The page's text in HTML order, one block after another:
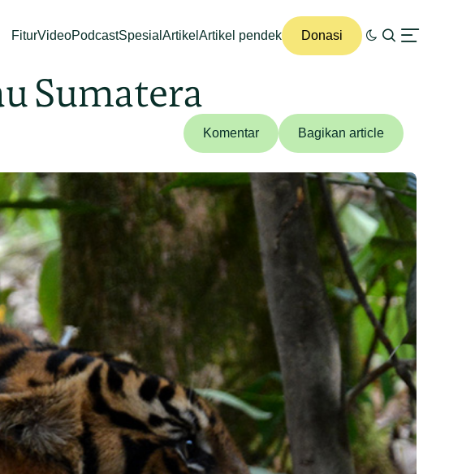
FiturVideoPodcastSpesial Artikel Artikel pendek Donasi
Sumatera
Komentar Bagikan article